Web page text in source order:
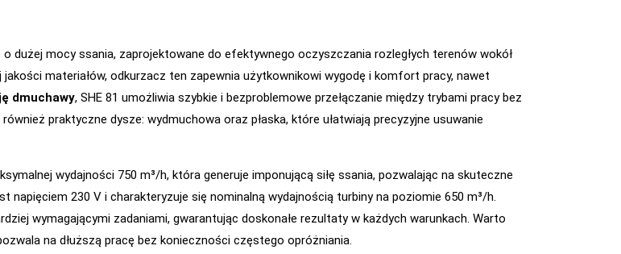
dużej mocy ssania, zaprojektowane do efektywnego oczyszczania rozległych terenów wokół
materiałów, odkurzacz ten zapewnia użytkownikowi wygodę i komfort pracy, nawet
dmuchawy, SHE 81 umożliwia szybkie i bezproblemowe przełączanie między trybami pracy bez
praktyczne dysze: wydmuchowa oraz płaska, które ułatwiają precyzyjne usuwanie
wydajności 750 m³/h, która generuje imponującą siłę ssania, pozwalając na skuteczne
napięciem 230 V i charakteryzuje się nominalną wydajnością turbiny na poziomie 650 m³/h.
wymagającymi zadaniami, gwarantując doskonałe rezultaty w każdych warunkach. Warto
na dłuższą pracę bez konieczności częstego opróżniania.